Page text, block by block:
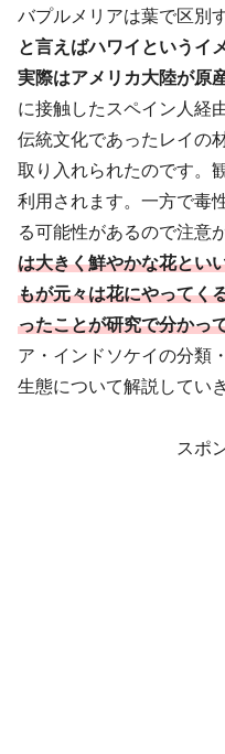
バプルメリアは葉で区別
と言えばハワイというイ
実際はアメリカ大陸が原
に接触したスペイン人経
伝統文化であったレイの
取り入れられたのです。
利用されます。一方で毒
る可能性があるので注意
は大きく鮮やかな花とい
もが元々は花にやってく
ったことが研究で分かっ
ア・インドソケイの分類
生態について解説してい
スポ